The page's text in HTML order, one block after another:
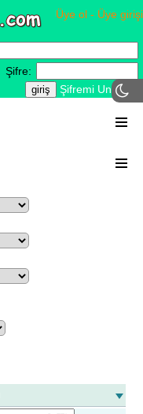
Üye ol - Üye girişi
Şifre:
Şifremi Unuttum